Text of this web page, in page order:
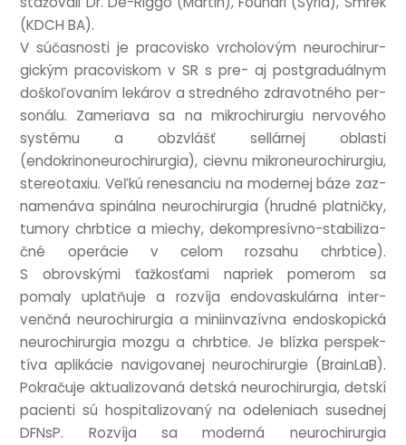
(KDCH BA).
V súčas­nosti je pra­cov­isko vrcho­lovým neurochirur­
gick­ým pra­cov­iskom v SR s pre- aj post­graduálnym
doškoľovaním lekárov a stred­ného zdra­vot­ného per­
sonálu. Zameriava sa na mik­rochirur­giu nervového
sys­tému a obzvlášť sellárnej oblasti
(endokrinoneurochirur­gia), cievnu mik­roneurochirur­giu,
ste­reo­taxiu. Veľkú renes­an­ciu na mod­ernej báze zaz­
na­menáva spinálna neurochirur­gia (hrud­né plat­ničky,
tumory chrb­tice a miechy, dekom­presívno-sta­bil­iz­a­
čné oper­ácie v celom roz­sahu chrb­tice).
S obrovskými ťažkosťami napriek pomerom sa
pomaly uplatňuje a rozvíja endovaskulárna inter­
venčná neurochirur­gia a mini­in­vazívna endoskopická
neurochirur­gia mozgu a chrb­tice. Je blízka per­spek­
tíva aplikácie nav­igov­anej neurochirur­gie (Brain­LaB).
Pokračuje aktu­alizovaná det­ská neurochirur­gia, det­skí
pacienti sú hos­pit­al­izovaný na odel­e­niach sused­nej
DFN­sP. Rozvíja sa mod­erná neurochirur­gia